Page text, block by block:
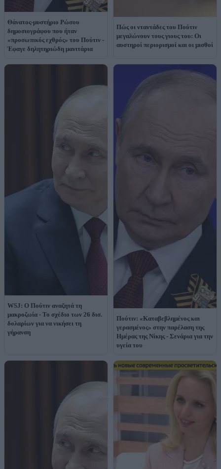
Θάνατος-μυστήριο Ρώσου
δημοσιογράφου που ήταν
«προσωπικός εχθρός» του Πούτιν -
Έφαγε δηλητηριώδη μανιτάρια
Πώς οι νταντάδες του Πούτιν
μεγαλώνουν τους γιους του: Οι
αυστηροί περιορισμοί και οι μισθοί
WSJ: Ο Πούτιν αναζητά τη
μακροζωία - Το σχέδιο των 26 δισ.
δολαρίων για να νικήσει τη
γήρανση
Πούτιν: «Καταβεβλημένος και
γερασμένος» στην παρέλαση της
Ημέρας της Νίκης - Σενάρια για την
υγεία του